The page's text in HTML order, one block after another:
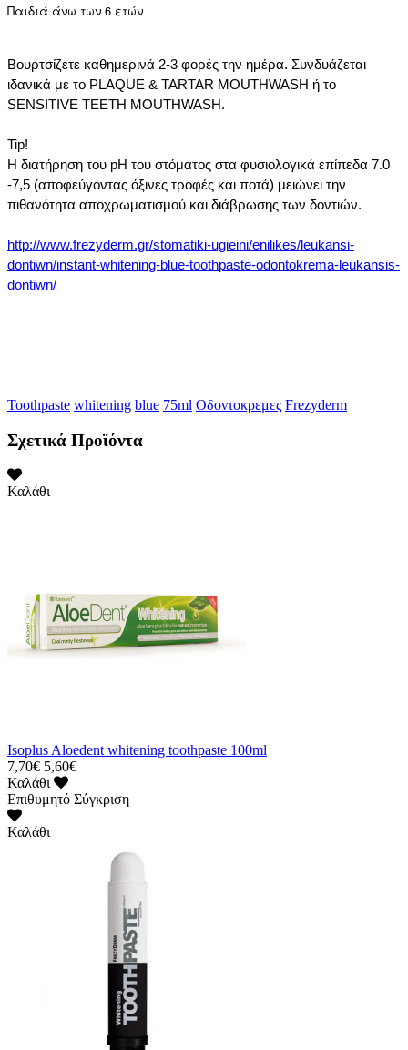
Παιδιά άνω των 6 ετών
Βουρτσίζετε καθημερινά 2-3 φορές την ημέρα. Συνδυάζεται
ιδανικά με το PLAQUE & TARTAR MOUTHWASH ή το
SENSITIVE TEETH MOUTHWASH.
Tip!
Η διατήρηση του pH του στόματος στα φυσιολογικά επίπεδα 7.0
-7,5 (αποφεύγοντας όξινες τροφές και ποτά) μειώνει την
πιθανότητα αποχρωματισμού και διάβρωσης των δοντιών.
http://www.frezyderm.gr/stomatiki-ugieini/enilikes/leukansi-
dontiwn/instant-whitening-blue-toothpaste-odontokrema-leukansis-
dontiwn/
Toothpaste whitening blue 75ml Οδοντοκρεμες Frezyderm
Σχετικά Προϊόντα
Καλάθι
Isoplus Aloedent whitening toothpaste 100ml
7,70€ 5,60€
Καλάθι
Επιθυμητό Σύγκριση
Καλάθι